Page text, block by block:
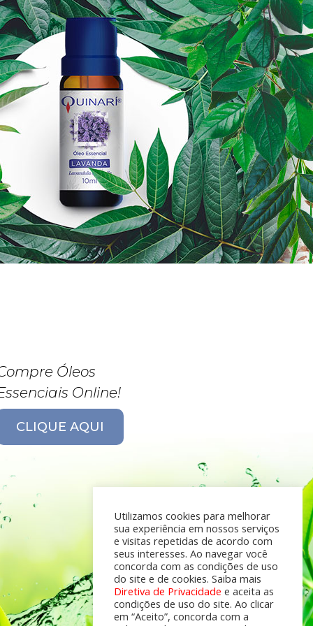
Óleos
Online!
CLIQUE AQUI
Utilizamos cookies para melhorar
sua experiência em nossos serviços
e visitas repetidas de acordo com
seus interesses. Ao navegar você
concorda com as condições de uso
do site e de cookies. Saiba mais
Diretiva de Privacidade e aceita as
condições de uso do site. Ao clicar
em “Aceito”, concorda com a